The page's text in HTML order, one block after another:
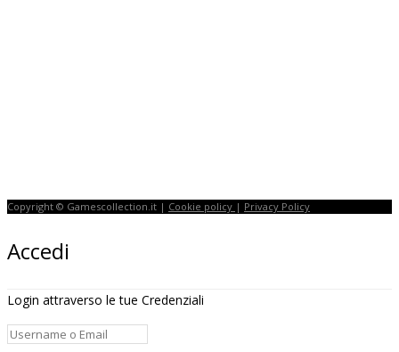
Copyright © Gamescollection.it | Cookie policy | Privacy Policy
Accedi
Login attraverso le tue Credenziali